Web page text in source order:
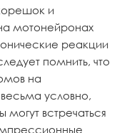
и
мотонейронах
реакции
помнить, что
на
условно,
встречаться